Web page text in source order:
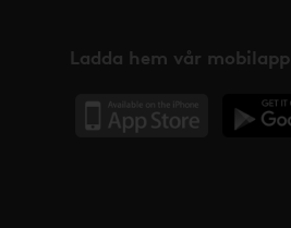
Ladda hem vår mobilapp